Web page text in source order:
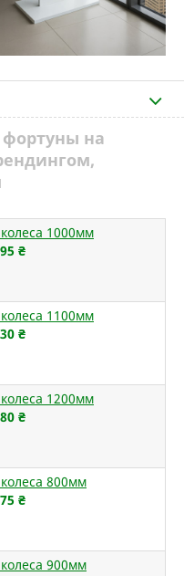
фортуны на
1000мм
₴
1100мм
₴
1200мм
₴
800мм
₴
900мм